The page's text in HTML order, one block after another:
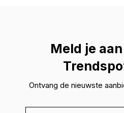
Meld je
Ontvang de nieuwste